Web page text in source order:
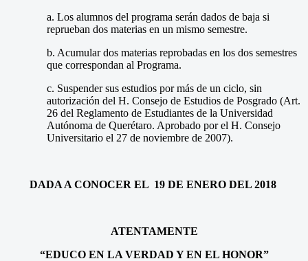
a. Los alumnos del programa serán dados de baja si
reprueban dos materias en un mismo semestre.
b. Acumular dos materias reprobadas en los dos semestres
que correspondan al Programa.
c. Suspender sus estudios por más de un ciclo, sin
autorización del H. Consejo de Estudios de Posgrado (Art.
26 del Reglamento de Estudiantes de la Universidad
Autónoma de Querétaro. Aprobado por el H. Consejo
Universitario el 27 de noviembre de 2007).
DADA A CONOCER EL 19 DE ENERO DEL 2018
ATENTAMENTE
“EDUCO EN LA VERDAD Y EN EL HONOR”